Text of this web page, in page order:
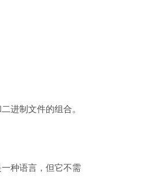
进制文件的组合。
种语言，但它不需